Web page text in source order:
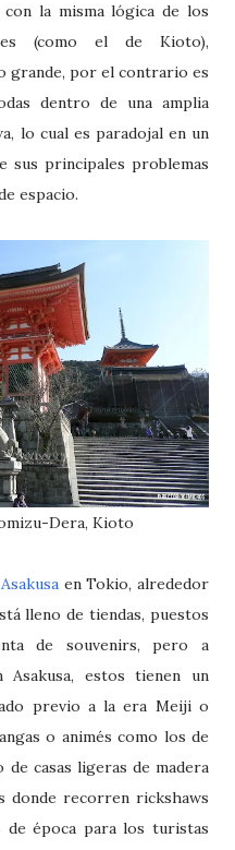
la misma lógica de los
(como el de Kioto),
grande, por el contrario es
dentro de una amplia
lo cual es paradojal en un
sus principales problemas
espacio.
Dera, Kioto
en Tokio, alrededor
lleno de tiendas, puestos
de souvenirs, pero a
estos tienen un
previo a la era Meiji o
o animés como los de
de casas ligeras de madera
donde recorren rickshaws
época para los turistas